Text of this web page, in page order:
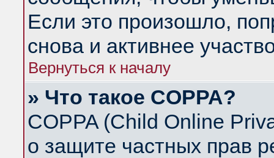
Если это произошло,
снова и активнее
Вернуться к началу
» Что такое COPPA?
COPPA (Child Online
о защите частных прав